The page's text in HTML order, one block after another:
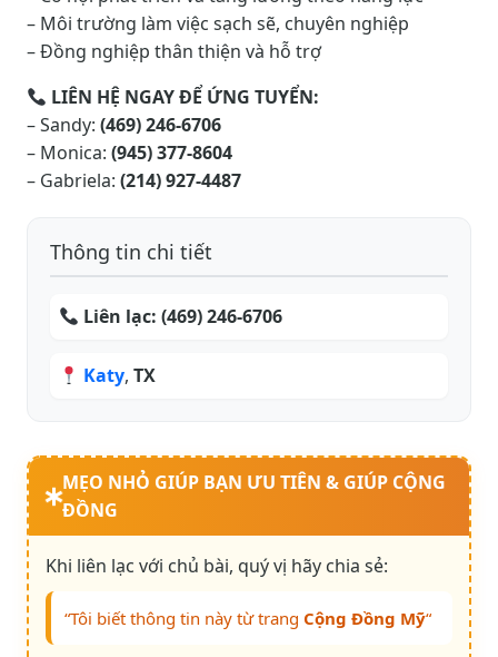
– Môi trường làm việc sạch sẽ, chuyên nghiệp
– Đồng nghiệp thân thiện và hỗ trợ
LIÊN HỆ NGAY ĐỂ ỨNG TUYỂN:
– Sandy: (469) 246-6706
– Monica: (945) 377-8604
– Gabriela: (214) 927-4487
Thông tin chi tiết
Liên lạc:(469) 246-6706
Katy,TX
MẸO NHỎ GIÚP BẠN ƯU TIÊN & GIÚP CỘNG
ĐỒNG
Khi liên lạc với chủ bài, quý vị hãy chia sẻ:
“Tôi biết thông tin này từ trang Cộng Đồng Mỹ“